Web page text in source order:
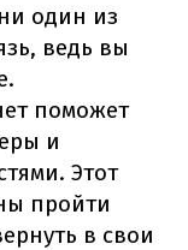
один из
ведь вы
поможет
и
Этот
пройти
в свои